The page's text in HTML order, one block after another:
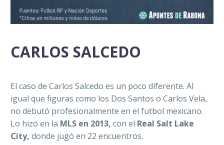
CARLOS SALCEDO
El caso de Carlos Salcedo es un poco diferente. Al
igual que figuras como los Dos Santos o Carlos Vela,
no debutó profesionalmente en el futbol mexicano.
Lo hizo en la MLS en 2013, con el Real Salt Lake
City, donde jugó en 22 encuentros.